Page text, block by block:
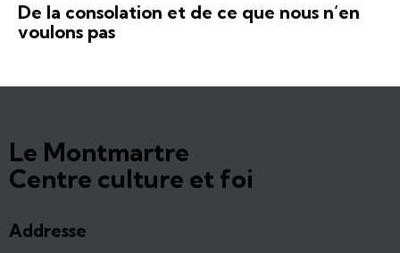
De la consolation et de ce que nous n’en
voulons pas
Le Montmartre
Centre culture et foi
Addresse